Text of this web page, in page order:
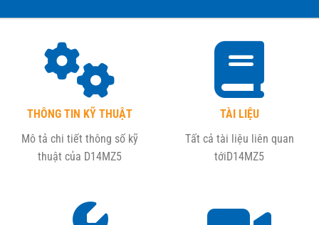
THÔNG TIN KỸ THUẬT
Mô tả chi tiết thông số kỹ
thuật của D14MZ5
TÀI LIỆU
Tất cả tài liệu liên quan
tớiD14MZ5